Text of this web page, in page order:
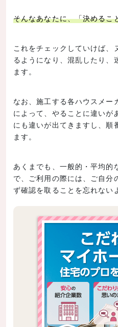
そんなあなたに、「決めるこ
これをチェックしていけば、
るようになり、混乱したり、
ます。
なお、施工する各ハウスメー
によって、やることに違いが
にも違いが出てきますし、順
ます。
あくまでも、一般的・平均的
で、ご利用の際には、ご自分
ず確認を取ることを忘れない